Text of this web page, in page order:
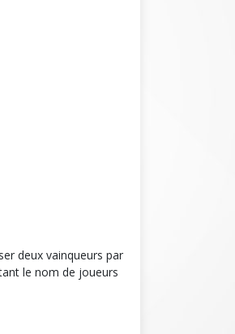
deux vainqueurs par
le nom de joueurs